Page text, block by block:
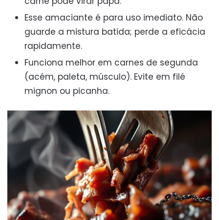
Esse amaciante é para uso imediato. Não
guarde a mistura batida; perde a eficácia
rapidamente.
Funciona melhor em carnes de segunda
(acém, paleta, músculo). Evite em filé
mignon ou picanha.